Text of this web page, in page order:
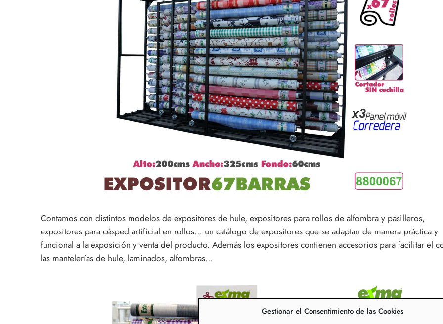
Gestionar el Consentimiento de las Cookies
Contamos con distintos modelos de expositores de hule, expositores para rollos de alfombra y pasilleros,
expositores para césped artificial en rollos… un catálogo de expositores que se adaptan de manera práctica y
funcional a la exposición y venta del producto. Además los expositores contienen accesorios para facilitar el
las mantelerías de hule, laminados, alfombras…